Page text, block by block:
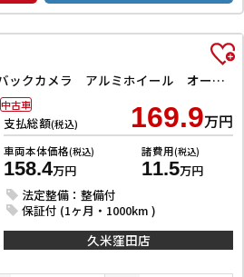
S 純正ナビ TV ETC バックカメラ アルミホイール オートマチックハイビーム LEDヘッドランプ CVT スマートキー 電動格納ミラー 盗難防止システム CD
支払総額(税込) 169.9万円
車両本体価格(税込)
158.4万円
諸費用(税込)
11.5万円
法定整備：整備付
保証付 (1ヶ月・1000km )
中古車
久米窪田店